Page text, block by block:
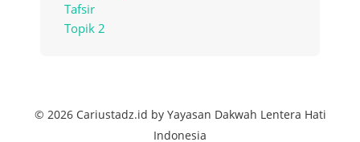
Tafsir
Topik 2
© 2026 Cariustadz.id by Yayasan Dakwah Lentera Hati
Indonesia